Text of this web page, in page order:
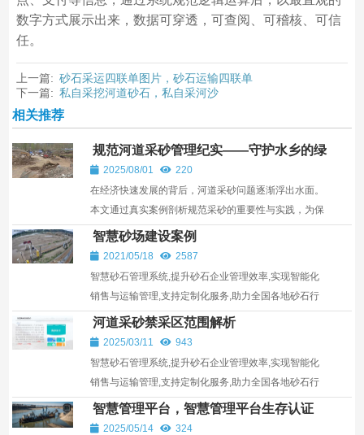
数字方式展示出来，数据可穿透，可查阅、可稽核、可信
任。
上一篇: 砂石采运四联单图片，砂石运输四联单
下一篇: 私自采挖河道砂石，私自采河沙
相关推荐
规范河道采砂管理纪实——守护水乡的绿
色繁荣
2025/08/01
220
在经济快速发展的背后，河道采砂问题逐渐浮出水面。
本文通过真实案例剖析规范采砂的重要性与实践，为保
护水资源、保障生态安全提供全景视角。
智慧砂场建设案例
2021/05/18
2587
智慧砂石管理系统,提升砂石企业管理效率,实现智能化
销售与运输管理,支持定制化服务,助力全国各地砂石行
业发展。
河道采砂禁采区范围解析
2025/03/11
943
智慧砂石管理系统,提升砂石企业管理效率,实现智能化
销售与运输管理,支持定制化服务,助力全国各地砂石行
业发展。
智慧管理平台，智慧管理平台生存认证
2025/05/14
324